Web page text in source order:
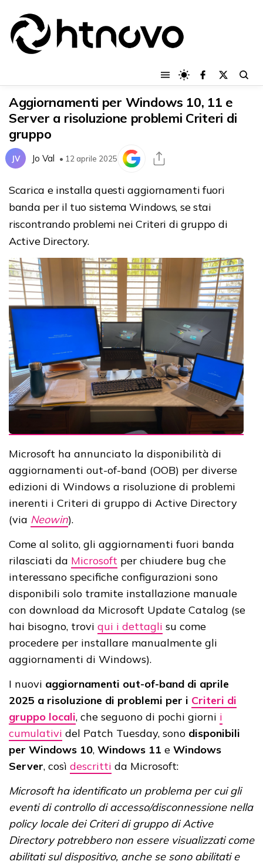
Aggiornamenti per Windows 10, 11 e
Server a risoluzione problemi Criteri di
gruppo
JV Jo Val • 12 aprile 2025
Scarica e installa questi aggiornamenti fuori
banda per il tuo sistema Windows, se stai
riscontrando problemi nei Criteri di gruppo di
Active Directory.
Microsoft ha annunciato la disponibilità di
aggiornamenti out-of-band (OOB) per diverse
edizioni di Windows a risoluzione di problemi
inerenti i Criteri di gruppo di Active Directory
(via Neowin).
Come al solito, gli aggiornamenti fuori banda
rilasciati da Microsoft per chiudere bug che
interessano specifiche configurazioni sono
disponibili solo tramite installazione manuale
con download da Microsoft Update Catalog (se
hai bisogno, trovi qui i dettagli su come
procedere per installare manualmente gli
aggiornamenti di Windows).
I nuovi aggiornamenti out-of-band di aprile
2025 a risoluzione di problemi per i Criteri di
gruppo locali, che seguono di pochi giorni i
cumulativi del Patch Tuesday, sono disponibili
per Windows 10, Windows 11 e Windows
Server, così descritti da Microsoft:
Microsoft ha identificato un problema per cui gli
eventi di controllo di accesso/disconnessione nella
policy locale dei Criteri di gruppo di Active
Directory potrebbero non essere visualizzati come
abilitati sul dispositivo, anche se sono abilitati e